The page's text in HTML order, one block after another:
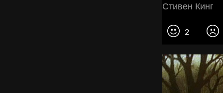
Стивен Кинг
2